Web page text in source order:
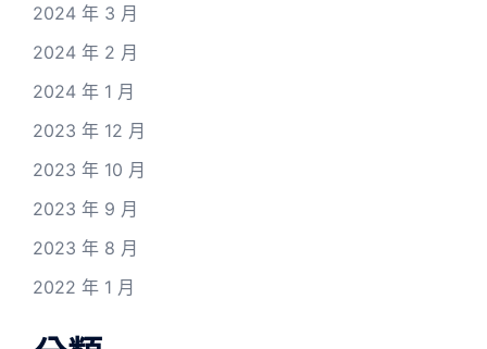
2024 年 3 月
2024 年 2 月
2024 年 1 月
2023 年 12 月
2023 年 10 月
2023 年 9 月
2023 年 8 月
2022 年 1 月